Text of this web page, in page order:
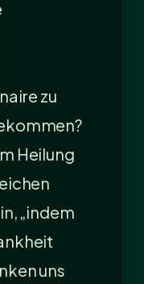
zu
Heilung
„indem
uns